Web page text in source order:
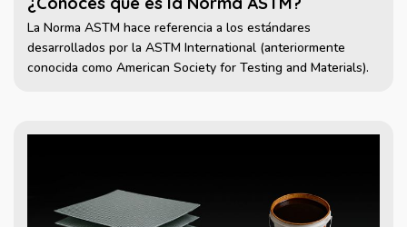
La Norma ASTM hace referencia a los estándares
desarrollados por la ASTM International (anteriormente
conocida como American Society for Testing and Materials).